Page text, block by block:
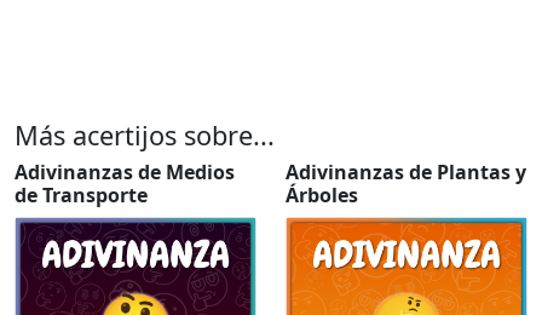
Más acertijos sobre...
Adivinanzas de Medios
de Transporte
Adivinanzas de Plantas y
Árboles